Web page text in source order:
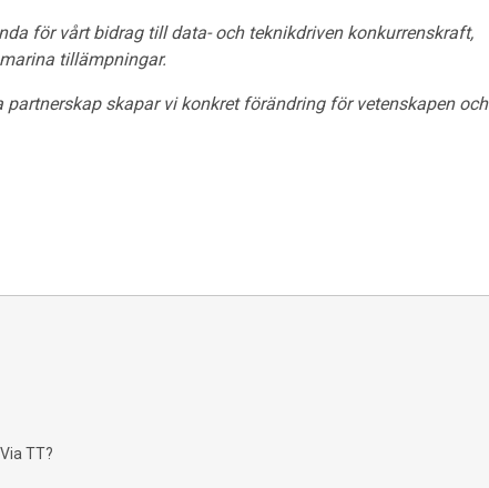
för vårt bidrag till data- och teknikdriven konkurrenskraft,
tillämpningar.
skapar vi konkret förändring för vetenskapen och
TT?